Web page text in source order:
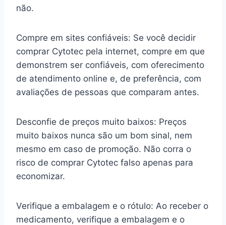
não.
Compre em sites confiáveis: Se você decidir
comprar Cytotec pela internet, compre em que
demonstrem ser confiáveis, com oferecimento
de atendimento online e, de preferência, com
avaliações de pessoas que comparam antes.
Desconfie de preços muito baixos: Preços
muito baixos nunca são um bom sinal, nem
mesmo em caso de promoção. Não corra o
risco de comprar Cytotec falso apenas para
economizar.
Verifique a embalagem e o rótulo: Ao receber o
medicamento, verifique a embalagem e o